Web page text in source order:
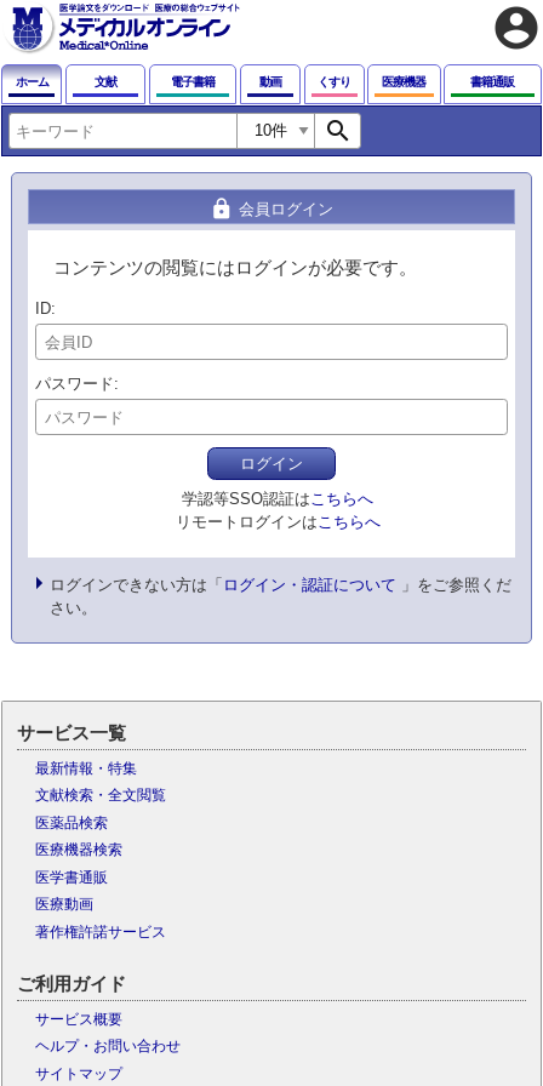
account_circle
ホーム 文献 電子書籍 動画 くすり 医療機器 書籍通販
search
lock 会員ログイン
コンテンツの閲覧にはログインが必要です。
ID
パスワード
ログイン
学認等SSO認証はこちらへ
リモートログインはこちらへ
ログインできない方は「 ログイン・認証について 」をご参照くだ
さい。
サービス一覧
最新情報・特集
文献検索・全文閲覧
医薬品検索
医療機器検索
医学書通販
医療動画
著作権許諾サービス
ご利用ガイド
サービス概要
ヘルプ・お問い合わせ
サイトマップ